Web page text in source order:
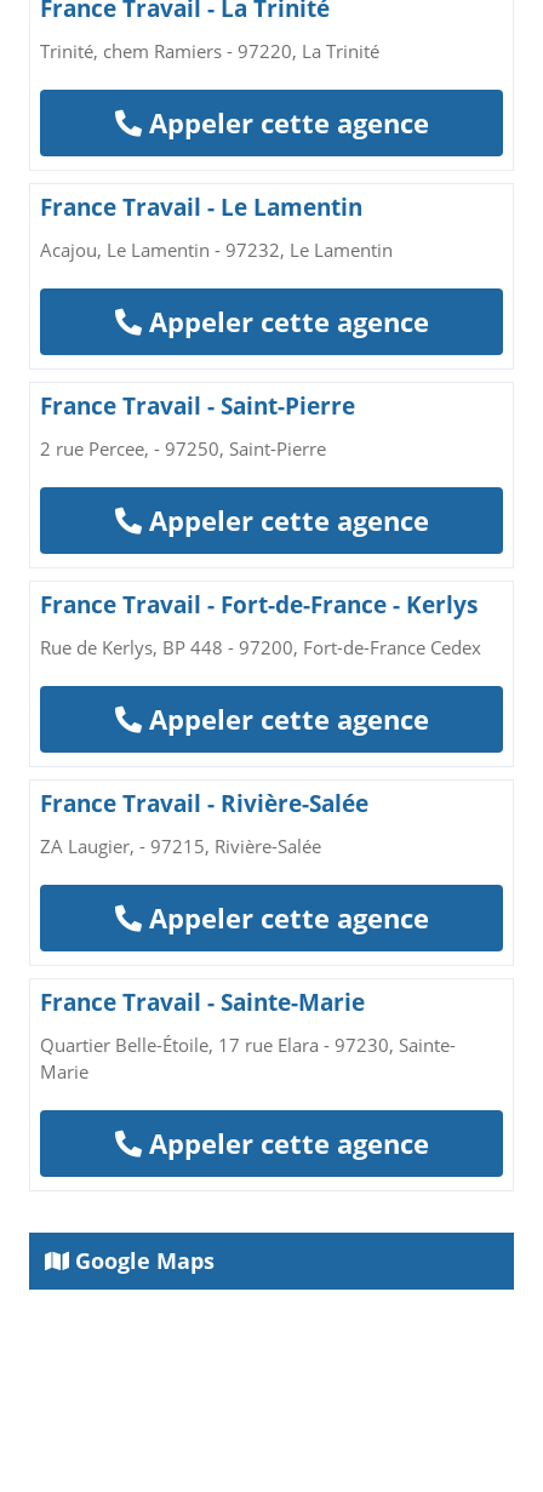
France Travail - La Trinité
Trinité, chem Ramiers - 97220, La Trinité
Appeler cette agence
France Travail - Le Lamentin
Acajou, Le Lamentin - 97232, Le Lamentin
Appeler cette agence
France Travail - Saint-Pierre
2 rue Percee, - 97250, Saint-Pierre
Appeler cette agence
France Travail - Fort-de-France - Kerlys
Rue de Kerlys, BP 448 - 97200, Fort-de-France Cedex
Appeler cette agence
France Travail - Rivière-Salée
ZA Laugier, - 97215, Rivière-Salée
Appeler cette agence
France Travail - Sainte-Marie
Quartier Belle-Étoile, 17 rue Elara - 97230, Sainte-
Marie
Appeler cette agence
Google Maps